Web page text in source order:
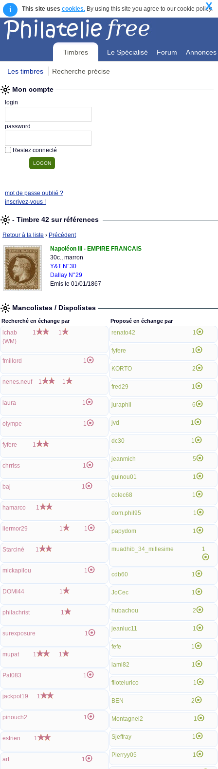
i This site uses cookies.By using this site you agree to our cookie policy.
X
Timbres Le Spécialisé Forum Annonces
Les timbres Recherche précise
Mon compte
login
password
Restez connecté
mot de passe oublié ?
inscrivez-vous !
- Timbre 42 sur références
Retour à la liste › Précédent
Napoléon III - EMPIRE FRANCAIS
30c., marron
Y&T N°30
Dallay N°29
Emis le 01/01/1867
Mancolistes / Dispolistes
Recherché en échange par
lchab
(WM)
1 1
fmillord 1
nenes.neuf 1 1
laura 1
olympe 1
fyfere 1
chrriss 1
baj 1
hamarco 1
liermor29 1 1
Starciné 1
mickapilou 1
DOMI44 1
philachrist 1
surexposure 1
mupat 1 1
Pat083 1
jackpot19 1
pinouch2 1
estrien 1
art 1
Proposé en échange par
renato42 1
fyfere 1
KORTO 2
fred29 1
juraphil 6
jvd 1
dc30 1
jeanmich 5
guinou01 1
colec68 1
dom.phil95 1
papydom 1
muadhib_34_millesime 1
cdb60 1
JoCec 1
hubachou 2
jeanluc11 1
fefe 1
lami82 1
filotelurico 1
BEN 2
Montagnel2 1
Sjeffray 1
Pierryy05 1